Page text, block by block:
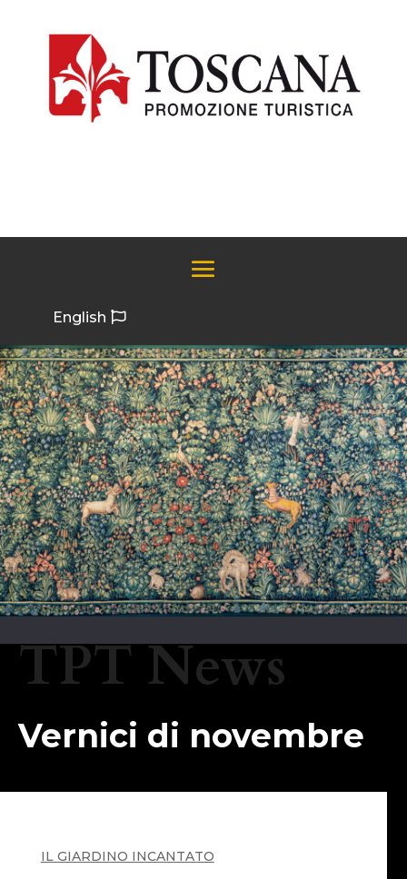
English
TPT News
Vernici di novembre
IL GIARDINO INCANTATO